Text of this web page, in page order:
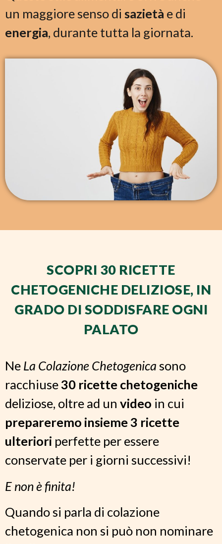
un maggiore senso di sazietà e di
energia, durante tutta la giornata.
SCOPRI 30 RICETTE
CHETOGENICHE DELIZIOSE, IN
GRADO DI SODDISFARE OGNI
PALATO
Ne La Colazione Chetogenica sono
racchiuse30 ricette chetogeniche
deliziose, oltre ad un video in cui
prepareremo insieme 3 ricette
ulteriori perfette per essere
conservate per i giorni successivi!
E non è finita!
Quando si parla di colazione
chetogenica non si può non nominare